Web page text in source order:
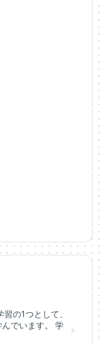
の1つとして、
でいます。 学